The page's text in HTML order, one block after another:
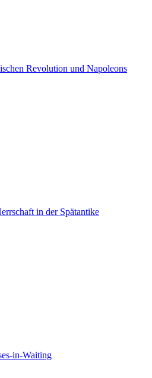
Revolution und Napoleons
in der Spätantike
in-Waiting